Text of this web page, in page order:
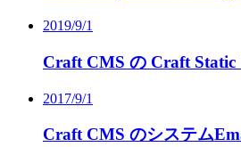
2019/9/1
Craft CMS の Craft
2017/9/1
Craft CMS のシステム